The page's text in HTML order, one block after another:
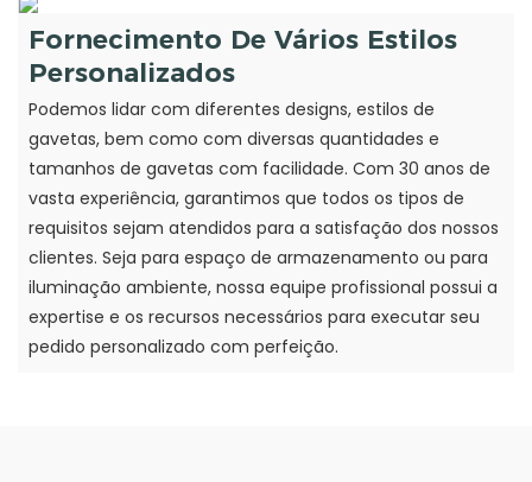
Fornecimento De Vários Estilos
Personalizados
Podemos lidar com diferentes designs, estilos de
gavetas, bem como com diversas quantidades e
tamanhos de gavetas com facilidade. Com 30 anos de
vasta experiência, garantimos que todos os tipos de
requisitos sejam atendidos para a satisfação dos nossos
clientes. Seja para espaço de armazenamento ou para
iluminação ambiente, nossa equipe profissional possui a
expertise e os recursos necessários para executar seu
pedido personalizado com perfeição.